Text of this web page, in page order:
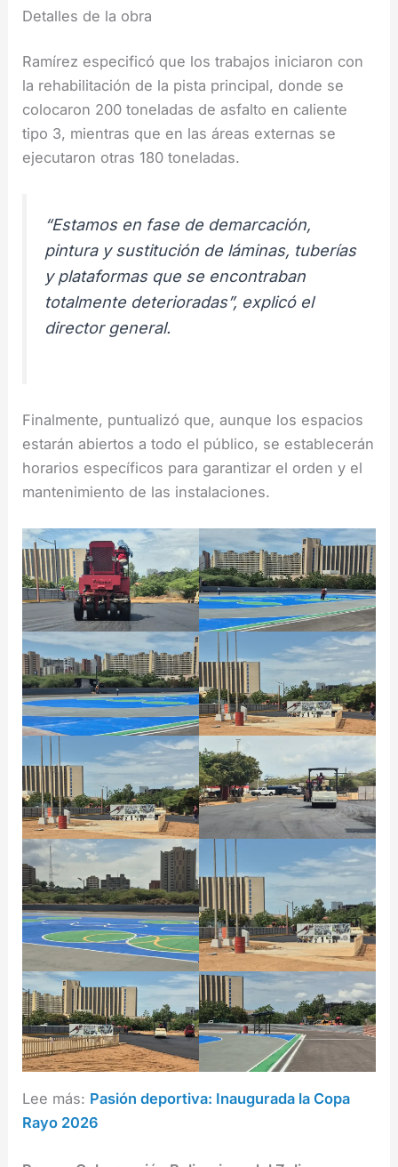
Detalles de la obra
Ramírez especificó que los trabajos iniciaron con
la rehabilitación de la pista principal, donde se
colocaron 200 toneladas de asfalto en caliente
tipo 3, mientras que en las áreas externas se
ejecutaron otras 180 toneladas.
“Estamos en fase de demarcación,
pintura y sustitución de láminas, tuberías
y plataformas que se encontraban
totalmente deterioradas”, explicó el
director general.
Finalmente, puntualizó que, aunque los espacios
estarán abiertos a todo el público, se establecerán
horarios específicos para garantizar el orden y el
mantenimiento de las instalaciones.
Lee más: Pasión deportiva: Inaugurada la Copa
Rayo 2026